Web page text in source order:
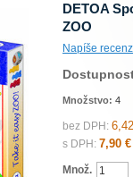
DETOA
ZOO
Napíše
Množstvo: 4
bez DPH:
s DPH: 7,90 €
Množ.